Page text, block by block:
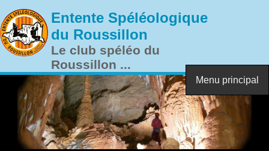
Entente Spéléologique
du Roussillon
Le club spéléo du
Roussillon ...
Menu principal